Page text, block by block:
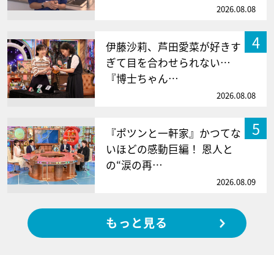
2026.08.08
4
伊藤沙莉、芦田愛菜が好きす
ぎて目を合わせられない…
『博士ちゃん…
2026.08.08
5
『ポツンと一軒家』かつてな
いほどの感動巨編！ 恩人と
の“涙の再…
2026.08.09
もっと見る